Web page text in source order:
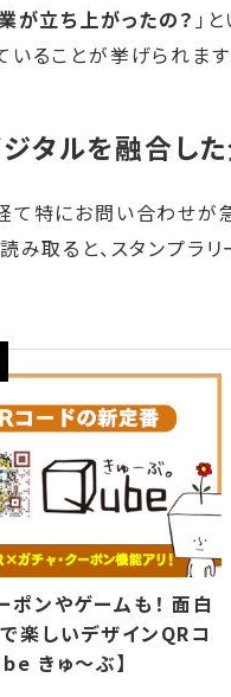
が立ち上がったの？ 」
ることが挙げられます
タルを融合し
て特にお問い合わせが
み取ると、スタンプラ
ポンやゲームも！ 面白
楽しいデザインQRコ
きゅ～ぶ】